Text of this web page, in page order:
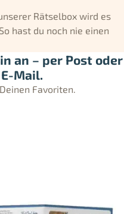
Rätselbox wird es
hast du noch nie einen
an – per Post oder
Mail.
Favoriten.